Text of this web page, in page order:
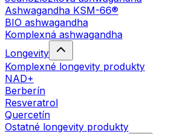
Ashwagandha KSM-66®
BIO ashwagandha
Komplexná ashwagandha
Longevity
Komplexné longevity produkty
NAD+
Berberín
Resveratrol
Quercetín
Ostatné longevity produkty